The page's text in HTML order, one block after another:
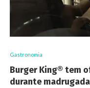
Gastronomia
Burger King® tem
durante madrugada